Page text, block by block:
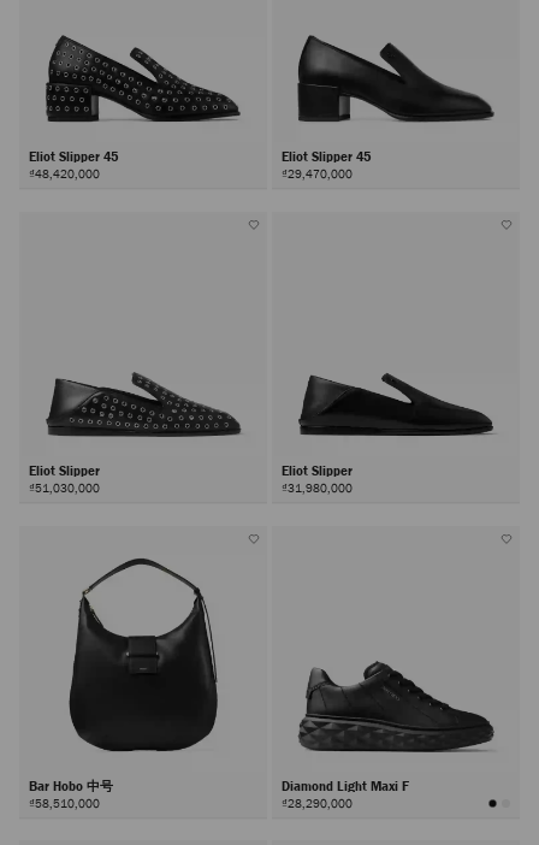
Eliot Slipper 45
₫48,420,000
Eliot Slipper 45
₫29,470,000
Eliot Slipper
₫51,030,000
Eliot Slipper
₫31,980,000
Bar Hobo 中号
₫58,510,000
Diamond Light Maxi F
₫28,290,000